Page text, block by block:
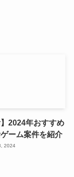
】2024年おすすめ
ーム案件を紹介
2024